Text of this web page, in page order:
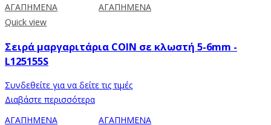
ΑΓΑΠΗΜΕΝΑ
ΑΓΑΠΗΜΕΝΑ
Quick view
Σειρά μαργαριτάρια COIN σε κλωστή 5-6mm -
L125155S
Συνδεθείτε για να δείτε τις τιμές
Διαβάστε περισσότερα
ΑΓΑΠΗΜΕΝΑ
ΑΓΑΠΗΜΕΝΑ